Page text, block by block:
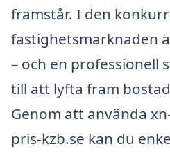
framstår. I den
fastighetsmarknaden
– och en professionell
till att lyfta fram
Genom att använda
pris-kzb.se kan du